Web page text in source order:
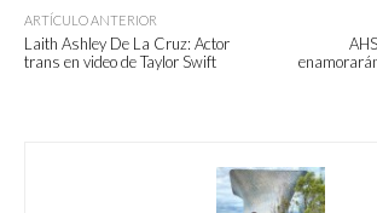
ARTÍCULO ANTERIOR
Laith Ashley De La Cruz: Actor
trans en video de Taylor Swift